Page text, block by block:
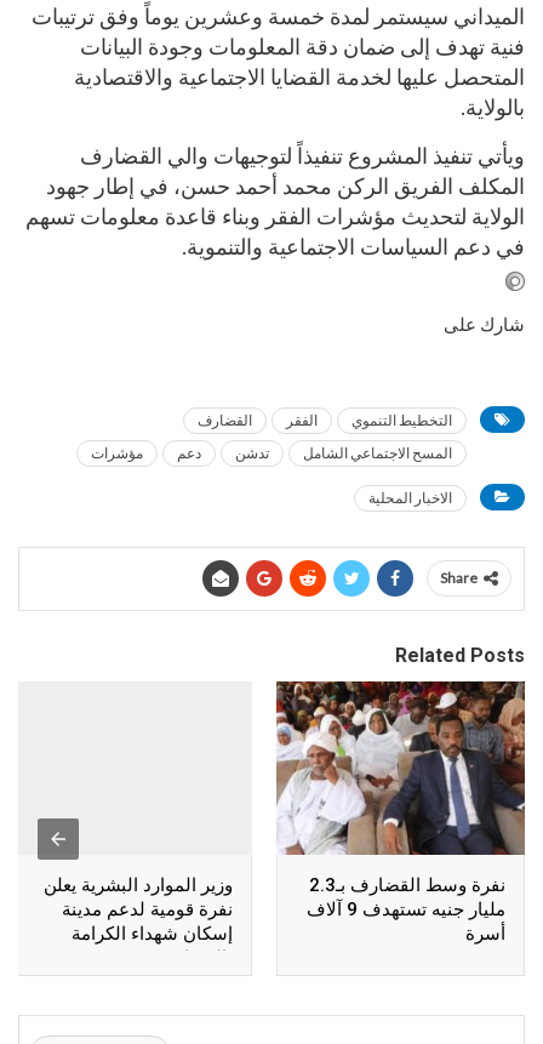
الميداني سيستمر لمدة خمسة وعشرين يوماً وفق ترتيبات
فنية تهدف إلى ضمان دقة المعلومات وجودة البيانات
المتحصل عليها لخدمة القضايا الاجتماعية والاقتصادية
بالولاية.
ويأتي تنفيذ المشروع تنفيذاً لتوجيهات والي القضارف
المكلف الفريق الركن محمد أحمد حسن، في إطار جهود
الولاية لتحديث مؤشرات الفقر وبناء قاعدة معلومات تسهم
في دعم السياسات الاجتماعية والتنموية.
شارك على
التخطيط التنموي الفقر
القضارف
المسح الاجتماعي الشامل
تدشن دعم مؤشرات
الاخبار المحلية
Share
Related Posts
نفرة وسط القضارف بـ2.3
مليار جنيه تستهدف 9 آلاف
أسرة
وزير الموارد البشرية يعلن
نفرة قومية لدعم مدينة
إسكان شهداء الكرامة
بالقضارف